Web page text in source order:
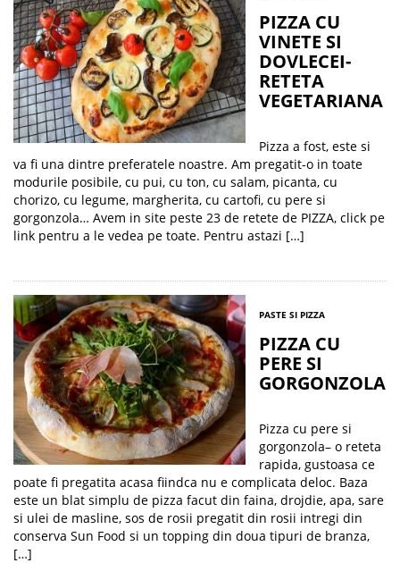
PIZZA CU
VINETE SI
DOVLECEI-
RETETA
VEGETARIANA
Pizza a fost, este si
va fi una dintre preferatele noastre. Am pregatit-o in toate
modurile posibile, cu pui, cu ton, cu salam, picanta, cu
chorizo, cu legume, margherita, cu cartofi, cu pere si
gorgonzola… Avem in site peste 23 de retete de PIZZA, click pe
link pentru a le vedea pe toate. Pentru astazi […]
PASTE SI PIZZA
PIZZA CU
PERE SI
GORGONZOLA
Pizza cu pere si
gorgonzola– o reteta
rapida, gustoasa ce
poate fi pregatita acasa fiindca nu e complicata deloc. Baza
este un blat simplu de pizza facut din faina, drojdie, apa, sare
si ulei de masline, sos de rosii pregatit din rosii intregi din
conserva Sun Food si un topping din doua tipuri de branza,
[…]